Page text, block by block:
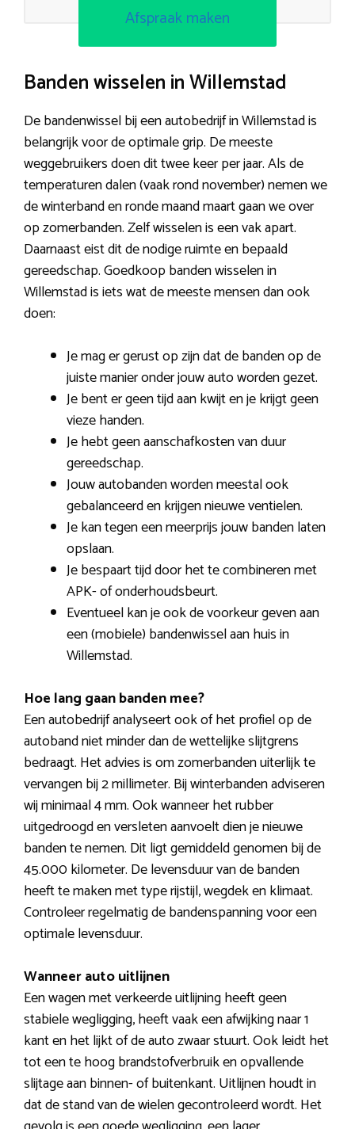
Afspraak maken
Banden wisselen in Willemstad
De bandenwissel bij een autobedrijf in Willemstad is
belangrijk voor de optimale grip. De meeste
weggebruikers doen dit twee keer per jaar. Als de
temperaturen dalen (vaak rond november) nemen we
de winterband en ronde maand maart gaan we over
op zomerbanden. Zelf wisselen is een vak apart.
Daarnaast eist dit de nodige ruimte en bepaald
gereedschap. Goedkoop banden wisselen in
Willemstad is iets wat de meeste mensen dan ook
doen:
Je mag er gerust op zijn dat de banden op de
juiste manier onder jouw auto worden gezet.
Je bent er geen tijd aan kwijt en je krijgt geen
vieze handen.
Je hebt geen aanschafkosten van duur
gereedschap.
Jouw autobanden worden meestal ook
gebalanceerd en krijgen nieuwe ventielen.
Je kan tegen een meerprijs jouw banden laten
opslaan.
Je bespaart tijd door het te combineren met
APK- of onderhoudsbeurt.
Eventueel kan je ook de voorkeur geven aan
een (mobiele) bandenwissel aan huis in
Willemstad.
Hoe lang gaan banden mee?
Een autobedrijf analyseert ook of het profiel op de
autoband niet minder dan de wettelijke slijtgrens
bedraagt. Het advies is om zomerbanden uiterlijk te
vervangen bij 2 millimeter. Bij winterbanden adviseren
wij minimaal 4 mm. Ook wanneer het rubber
uitgedroogd en versleten aanvoelt dien je nieuwe
banden te nemen. Dit ligt gemiddeld genomen bij de
45.000 kilometer. De levensduur van de banden
heeft te maken met type rijstijl, wegdek en klimaat.
Controleer regelmatig de bandenspanning voor een
optimale levensduur.
Wanneer auto uitlijnen
Een wagen met verkeerde uitlijning heeft geen
stabiele wegligging, heeft vaak een afwijking naar 1
kant en het lijkt of de auto zwaar stuurt. Ook leidt het
tot een te hoog brandstofverbruik en opvallende
slijtage aan binnen- of buitenkant. Uitlijnen houdt in
dat de stand van de wielen gecontroleerd wordt. Het